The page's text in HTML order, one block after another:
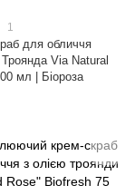
1
для обличчя
Троянда Via Natural
мл | Біороза